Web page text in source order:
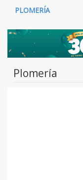
PLOMERÍA
Plomería